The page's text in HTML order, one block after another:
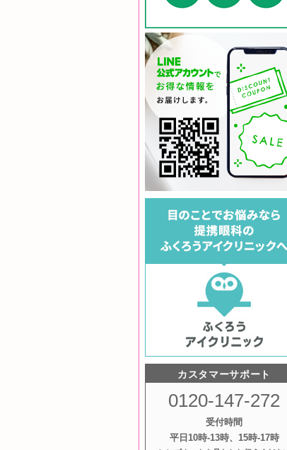
カスタマーサポート
0120-147-272
受付時間
平日10時‐13時、15時‐17時